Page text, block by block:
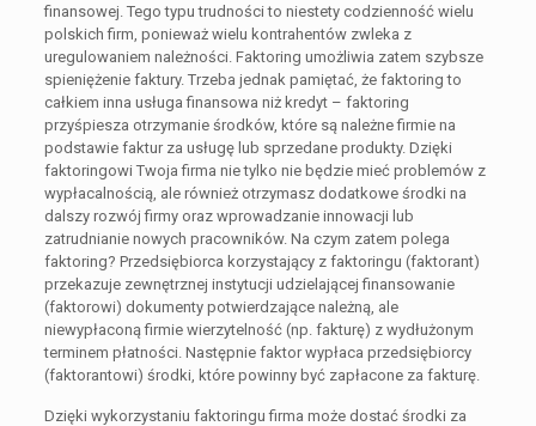
finansowej. Tego typu trudności to niestety codzienność wielu
polskich firm, ponieważ wielu kontrahentów zwleka z
uregulowaniem należności. Faktoring umożliwia zatem szybsze
spieniężenie faktury. Trzeba jednak pamiętać, że faktoring to
całkiem inna usługa finansowa niż kredyt – faktoring
przyśpiesza otrzymanie środków, które są należne firmie na
podstawie faktur za usługę lub sprzedane produkty. Dzięki
faktoringowi Twoja firma nie tylko nie będzie mieć problemów z
wypłacalnością, ale również otrzymasz dodatkowe środki na
dalszy rozwój firmy oraz wprowadzanie innowacji lub
zatrudnianie nowych pracowników. Na czym zatem polega
faktoring? Przedsiębiorca korzystający z faktoringu (faktorant)
przekazuje zewnętrznej instytucji udzielającej finansowanie
(faktorowi) dokumenty potwierdzające należną, ale
niewypłaconą firmie wierzytelność (np. fakturę) z wydłużonym
terminem płatności. Następnie faktor wypłaca przedsiębiorcy
(faktorantowi) środki, które powinny być zapłacone za fakturę.
Dzięki wykorzystaniu faktoringu firma może dostać środki za